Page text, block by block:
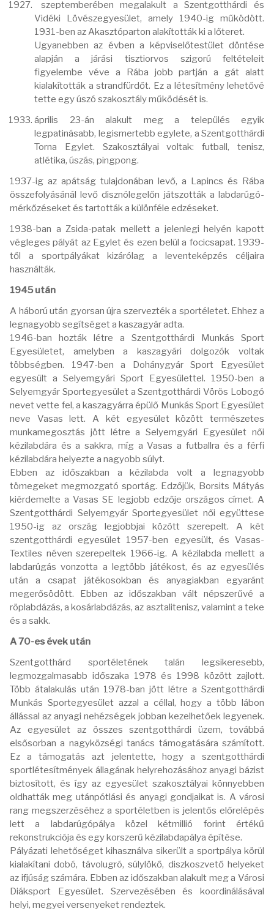
szeptemberében megalakult a Szentgotthárdi és
Vidéki Lövészegyesület, amely 1940-ig működött.
1931-ben az Akasztóparton alakították ki a lőteret.
Ugyanebben az évben a képviselőtestület döntése
alapján a járási tisztiorvos szigorú feltételeit
figyelembe véve a Rába jobb partján a gát alatt
kialakították a strandfürdőt. Ez a létesítmény lehetővé
tette egy úszó szakosztály működését is.
április 23-án alakult meg a település egyik
legpatinásabb, legismertebb egylete, a Szentgotthárdi
Torna Egylet. Szakosztályai voltak: futball, tenisz,
atlétika, úszás, pingpong.
1937-ig az apátság tulajdonában levő, a Lapincs és Rába
összefolyásánál levő disznólegelőn játszották a labdarúgó-
mérkőzéseket és tartották a különféle edzéseket.
1938-ban a Zsida-patak mellett a jelenlegi helyén kapott
végleges pályát az Egylet és ezen belül a focicsapat. 1939-
től a sportpályákat kizárólag a leventeképzés céljaira
használták.
1945 után
A háború után gyorsan újra szervezték a sportéletet. Ehhez a
legnagyobb segítséget a kaszagyár adta.
1946-ban hozták létre a Szentgotthárdi Munkás Sport
Egyesületet, amelyben a kaszagyári dolgozók voltak
többségben. 1947-ben a Dohánygyár Sport Egyesület
egyesült a Selyemgyári Sport Egyesülettel. 1950-ben a
Selyemgyár Sportegyesület a Szentgotthárdi Vörös Lobogó
nevet vette fel, a kaszagyárra épülő Munkás Sport Egyesület
neve Vasas lett. A két egyesület között természetes
munkamegosztás jött létre a Selyemgyári Egyesület női
kézilabdára és a sakkra, míg a Vasas a futballra és a férfi
kézilabdára helyezte a nagyobb súlyt.
Ebben az időszakban a kézilabda volt a legnagyobb
tömegeket megmozgató sportág. Edzőjük, Borsits Mátyás
kiérdemelte a Vasas SE legjobb edzője országos címet. A
Szentgotthárdi Selyemgyár Sportegyesület női együttese
1950-ig az ország legjobbjai között szerepelt. A két
szentgotthárdi egyesület 1957-ben egyesült, és Vasas-
Textiles néven szerepeltek 1966-ig. A kézilabda mellett a
labdarúgás vonzotta a legtöbb játékost, és az egyesülés
után a csapat játékosokban és anyagiakban egyaránt
megerősödött. Ebben az időszakban vált népszerűvé a
röplabdázás, a kosárlabdázás, az asztalitenisz, valamint a teke
és a sakk.
A 70-es évek után
Szentgotthárd sportéletének talán legsikeresebb,
legmozgalmasabb időszaka 1978 és 1998 között zajlott.
Több átalakulás után 1978-ban jött létre a Szentgotthárdi
Munkás Sportegyesület azzal a céllal, hogy a több lábon
állással az anyagi nehézségek jobban kezelhetőek legyenek.
Az egyesület az összes szentgotthárdi üzem, továbbá
elsősorban a nagyközségi tanács támogatására számított.
Ez a támogatás azt jelentette, hogy a szentgotthárdi
sportlétesítmények állagának helyrehozásához anyagi bázist
biztosított, és így az egyesület szakosztályai könnyebben
oldhatták meg utánpótlási és anyagi gondjaikat is. A városi
rang megszerzéséhez a sportéletben is jelentős előrelépés
lett a labdarúgópálya közel kétmillió forint értékű
rekonstrukciója és egy korszerű kézilabdapálya építése.
Pályázati lehetőséget kihasználva sikerült a sportpálya körül
kialakítani dobó, távolugró, súlylökő, diszkoszvető helyeket
az ifjúság számára. Ebben az időszakban alakult meg a Városi
Diáksport Egyesület. Szervezésében és koordinálásával
helyi, megyei versenyeket rendeztek.